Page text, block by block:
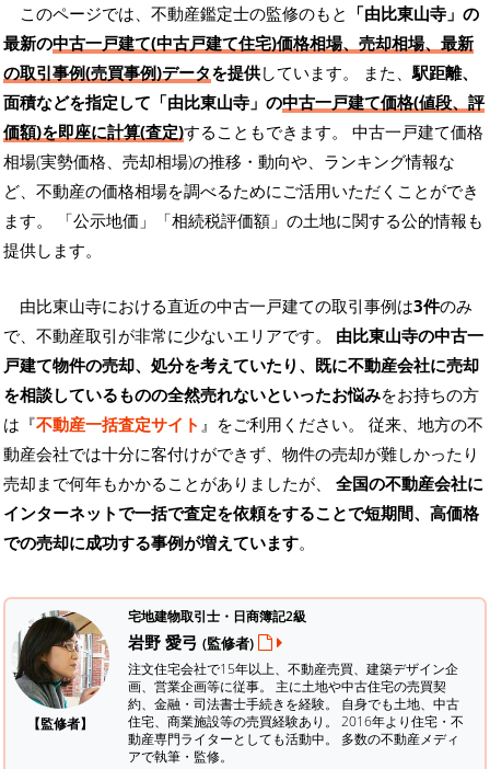
このページでは、不動産鑑定士の監修のもと 「由比東山寺」の
最新の中古一戸建て(中古戸建て住宅)価格相場、売却相場、最新
の取引事例(売買事例)データを提供しています。 また、駅距離、
面積などを指定して「由比東山寺」の中古一戸建て価格(値段、評
価額)を即座に計算(査定)することもできます。 中古一戸建て価格
相場(実勢価格、売却相場)の推移・動向や、ランキング情報な
ど、不動産の価格相場を調べるためにご活用いただくことができ
ます。
「公示地価」「相続税評価額」の土地に関する公的情報も
提供します。
由比東山寺における直近の中古一戸建ての取引事例は3件のみ
で、不動産取引が非常に少ないエリアです。 由比東山寺の中古一
戸建て物件の売却、処分を考えていたり、既に不動産会社に売却
を相談しているものの全然売れないといったお悩みをお持ちの方
は『不動産一括査定サイト 』をご利用ください。 従来、地方の不
動産会社では十分に客付けができず、物件の売却が難しかったり
売却まで何年もかかることがありましたが、 全国の不動産会社に
インターネットで一括で査定を依頼をすることで短期間、高価格
での売却に成功する事例が増えています。
【監修者】
宅地建物取引士・日商簿記2級
岩野 愛弓 (監修者)
注文住宅会社で15年以上、不動産売買、建築デザイン企
画、営業企画等に従事。 主に土地や中古住宅の売買契
約、金融・司法書士手続きを経験。 自身でも土地、中古
住宅、商業施設等の売買経験あり。 2016年より住宅・不
動産専門ライターとしても活動中。 多数の不動産メディ
アで執筆・監修。